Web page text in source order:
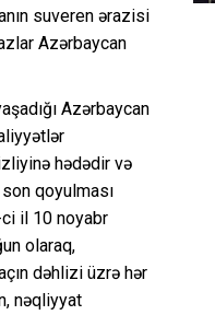
suveren ərazisi
Azərbaycan
Azərbaycan
hədədir və
qoyulması
il 10 noyabr
olaraq,
dəhlizi üzrə hər
nəqliyyat